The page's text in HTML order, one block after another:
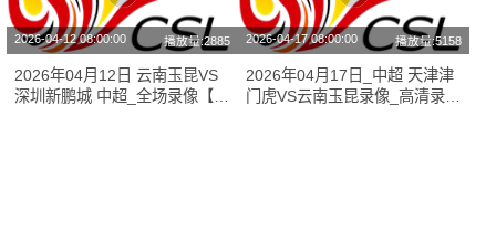
2026-04-12 08:00:00 播放量:2885
2026年04月12日 云南玉昆VS
深圳新鹏城 中超_全场录像【视
2026-04-17 08:00:00 播放量:5158
2026年04月17日_中超 天津津
门虎VS云南玉昆录像_高清录像